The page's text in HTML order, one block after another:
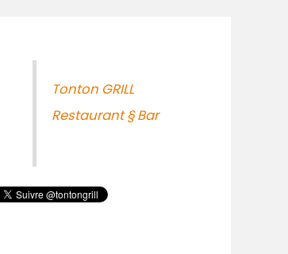
Tonton GRILL
Restaurant § Bar